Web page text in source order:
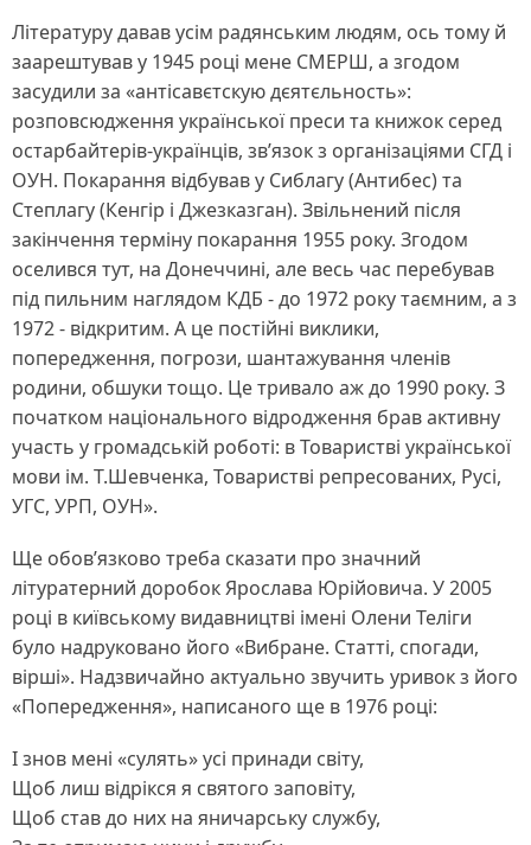
Літературу давав усім радянським людям, ось тому й
заарештував у 1945 році мене СМЕРШ, а згодом
засудили за «антісавєтскую дєятєльность»:
розповсюдження української преси та книжок серед
остарбайтерів-українців, зв’язок з організаціями СГД і
ОУН. Покарання відбував у Сиблагу (Антибес) та
Степлагу (Кенгір і Джезказган). Звільнений після
закінчення терміну покарання 1955 року. Згодом
оселився тут, на Донеччині, але весь час перебував
під пильним наглядом КДБ - до 1972 року таємним, а з
1972 - відкритим. А це постійні виклики,
попередження, погрози, шантажування членів
родини, обшуки тощо. Це тривало аж до 1990 року. З
початком національного відродження брав активну
участь у громадській роботі: в Товаристві української
мови ім. Т.Шевченка, Товаристві репресованих, Русі,
УГС, УРП, ОУН».
Ще обов’язково треба сказати про значний
літуратерний доробок Ярослава Юрійовича. У 2005
році в київському видавництві імені Олени Теліги
було надруковано його «Вибране. Статті, спогади,
вірші». Надзвичайно актуально звучить уривок з його
«Попередження», написаного ще в 1976 році:
І знов мені «сулять» усі принади світу,
Щоб лиш відрікся я святого заповіту,
Щоб став до них на яничарську службу,